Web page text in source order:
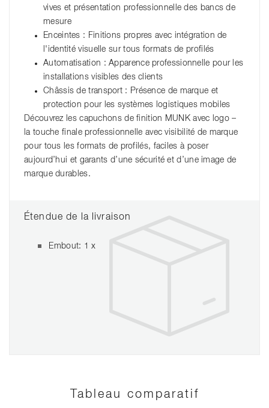
vives et présentation professionnelle des bancs de
mesure
Enceintes : Finitions propres avec intégration de
l'identité visuelle sur tous formats de profilés
Automatisation : Apparence professionnelle pour les
installations visibles des clients
Châssis de transport : Présence de marque et
protection pour les systèmes logistiques mobiles
Découvrez les capuchons de finition MUNK avec logo –
la touche finale professionnelle avec visibilité de marque
pour tous les formats de profilés, faciles à poser
aujourd’hui et garants d’une sécurité et d’une image de
marque durables.
Étendue de la livraison
Embout: 1 x
Tableau comparatif